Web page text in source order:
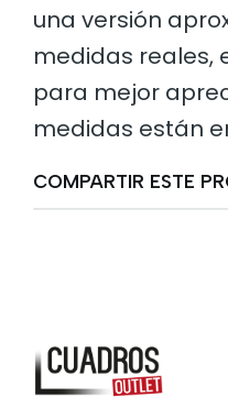
una versión
medidas reales,
para mejor
medidas están
COMPARTIR ESTE